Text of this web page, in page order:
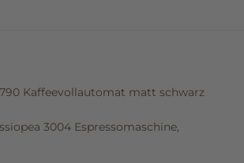
Kaffeevollautomat matt schwarz
3004 Espressomaschine,